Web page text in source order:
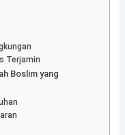
Terjamin
Boslim yang